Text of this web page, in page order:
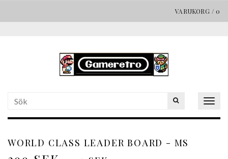
VARUKORG / 0
WORLD CLASS LEADER BOARD - MS